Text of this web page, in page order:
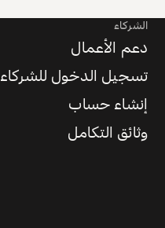
الشركاء
دعم الأعمال
تسجيل الدخول للشركاء
إنشاء حساب
وثائق التكامل